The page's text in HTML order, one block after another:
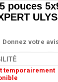
pouces
Donnez votre
temporairement